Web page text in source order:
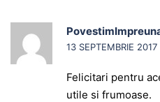
13 SEPTEMBRIE
Felicitari pentru
utile si frumoase.